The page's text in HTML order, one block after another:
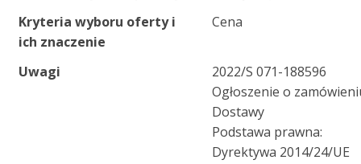
Kryteria wyboru oferty i
ich znaczenie
Cena
Uwagi
2022/S 071-188596
Ogłoszenie o
Dostawy
Podstawa prawna:
Dyrektywa 2014/24/UE